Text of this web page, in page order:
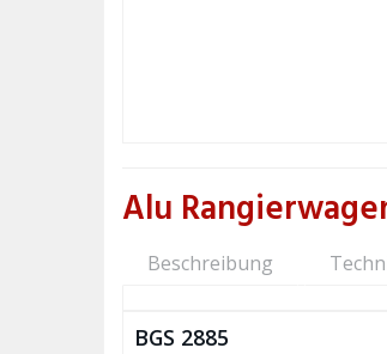
Alu
Beschreibung
BGS 2885